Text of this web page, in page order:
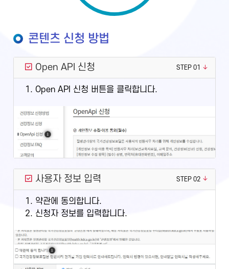
콘텐츠 신청 방법
Open API 신청 STEP 01
1. Open API 신청 버튼을 클릭합니다.
사용자 정보 입력 STEP 02
1. 약관에 동의합니다.
2. 신청자 정보를 입력합니다.